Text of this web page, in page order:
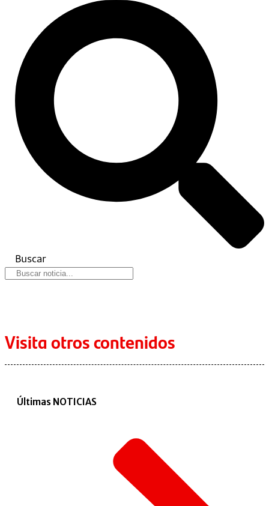
Buscar
Visita otros contenidos
Últimas NOTICIAS